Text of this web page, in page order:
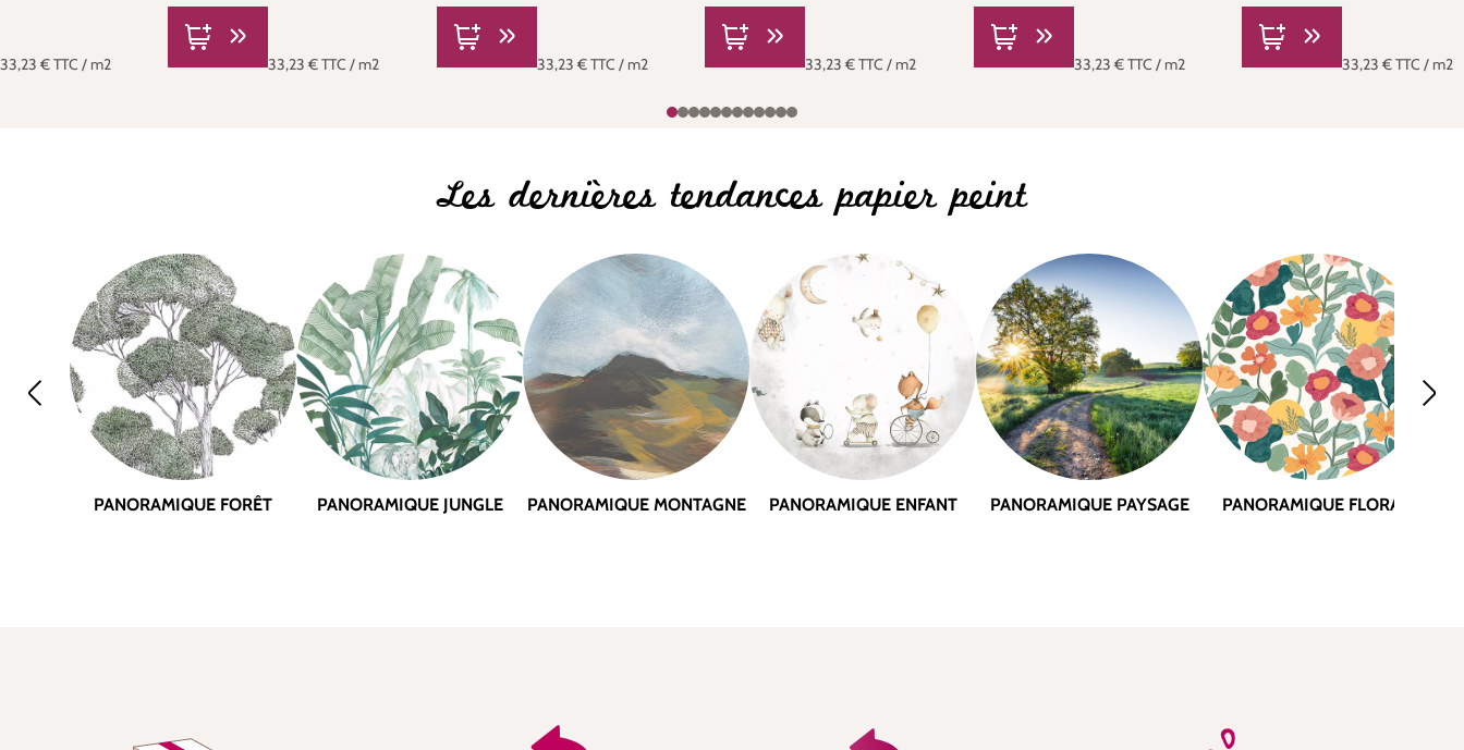
33,23 €TTC / m2 33,23 €TTC/ m2 33,23 €TTC / m2 33,23 €TTC/ m2 33,23 €TTC / m2 33,23 €TTC / m2
Les dernières tendances papier peint
PANORAMIQUE FORÊT PANORAMIQUE JUNGLE PANORAMIQUE MONTAGNE PANORAMIQUE ENFANT PANORAMIQUE PAYSAGE PANORAMIQUE FLORAL